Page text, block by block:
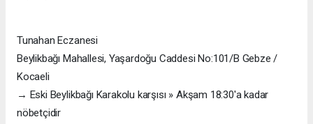
Tunahan Eczanesi
Beylikbağı Mahallesi, Yaşardoğu Caddesi No:101/B Gebze /
Kocaeli
→ Eski Beylikbağı Karakolu karşısı » Akşam 18:30'a kadar
nöbetçidir